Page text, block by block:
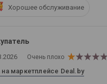
Хорошее обслуживание
Очень плохо
маркетплейсе Deal.by